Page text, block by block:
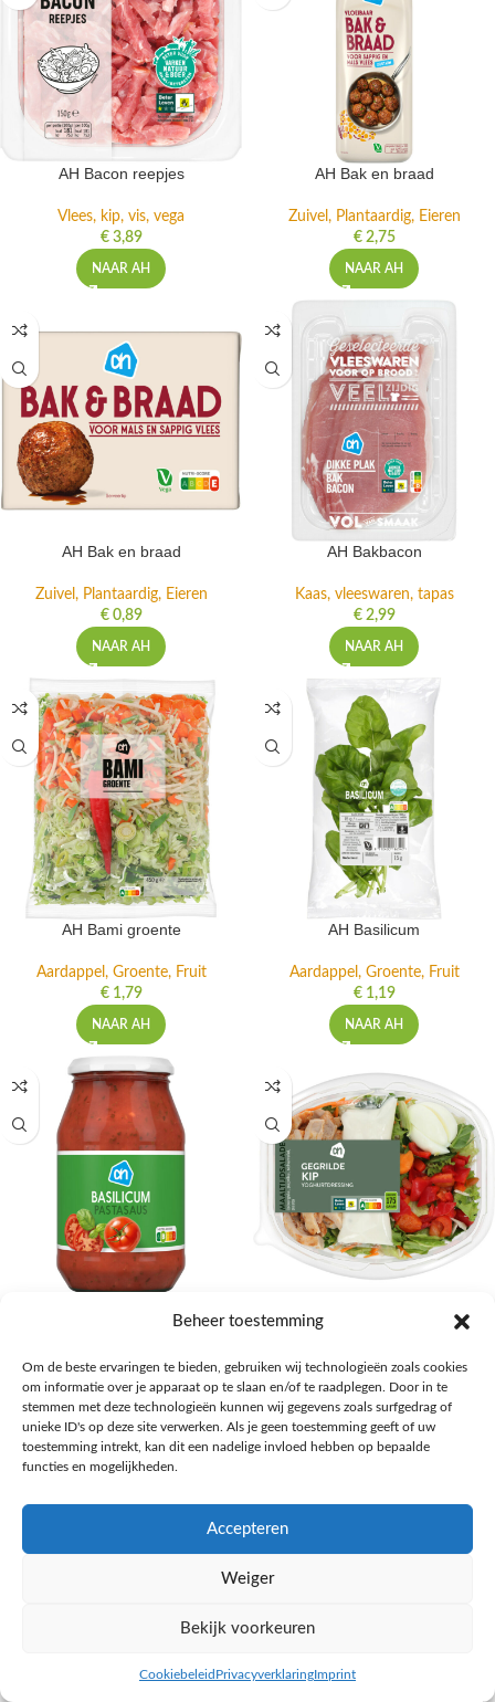
Beheer toestemming
Om de beste ervaringen te bieden, gebruiken wij technologieën zoals cookies
om informatie over je apparaat op te slaan en/of te raadplegen. Door in te
stemmen met deze technologieën kunnen wij gegevens zoals surfgedrag of
unieke ID's op deze site verwerken. Als je geen toestemming geeft of uw
toestemming intrekt, kan dit een nadelige invloed hebben op bepaalde
functies en mogelijkheden.
Accepteren
Weiger
Bekijk voorkeuren
Cookiebeleid PrivacyverklaringImprint
AH Bacon reepjes
Vlees, kip, vis, vega
€3,89
NAAR AH
AH Bak en braad
Zuivel, Plantaardig, Eieren
€2,75
NAAR AH
AH Bak en braad
Zuivel, Plantaardig, Eieren
€0,89
NAAR AH
AH Bakbacon
Kaas, vleeswaren, tapas
€2,99
NAAR AH
AH Bami groente
Aardappel, Groente, Fruit
€1,79
NAAR AH
AH Basilicum
Aardappel, Groente, Fruit
€1,19
NAAR AH
€1,59
NAAR AH
Salades,Pizza, Maaltijden
€3,39
NAAR AH